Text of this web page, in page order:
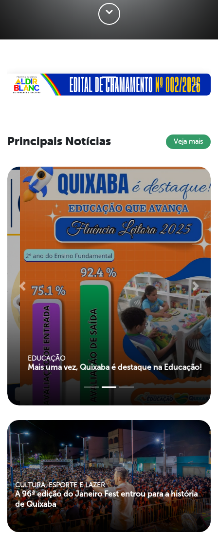
Principais Notícias Veja mais
Previous Next
EDUCAÇÃO
Mais uma vez, Quixaba é destaque na Educação!
CULTURA, ESPORTE E LAZER
A 96ª edição do Janeiro Fest entrou para a história
de Quixaba